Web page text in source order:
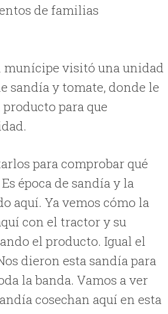
de familias
munícipe visitó una unidad
sandía y tomate, donde le
para que
para comprobar qué
época de sandía y la
aquí. Ya vemos cómo la
con el tractor y su
el producto. Igual el
dieron esta sandía para
la banda. Vamos a ver
cosechan aquí en esta